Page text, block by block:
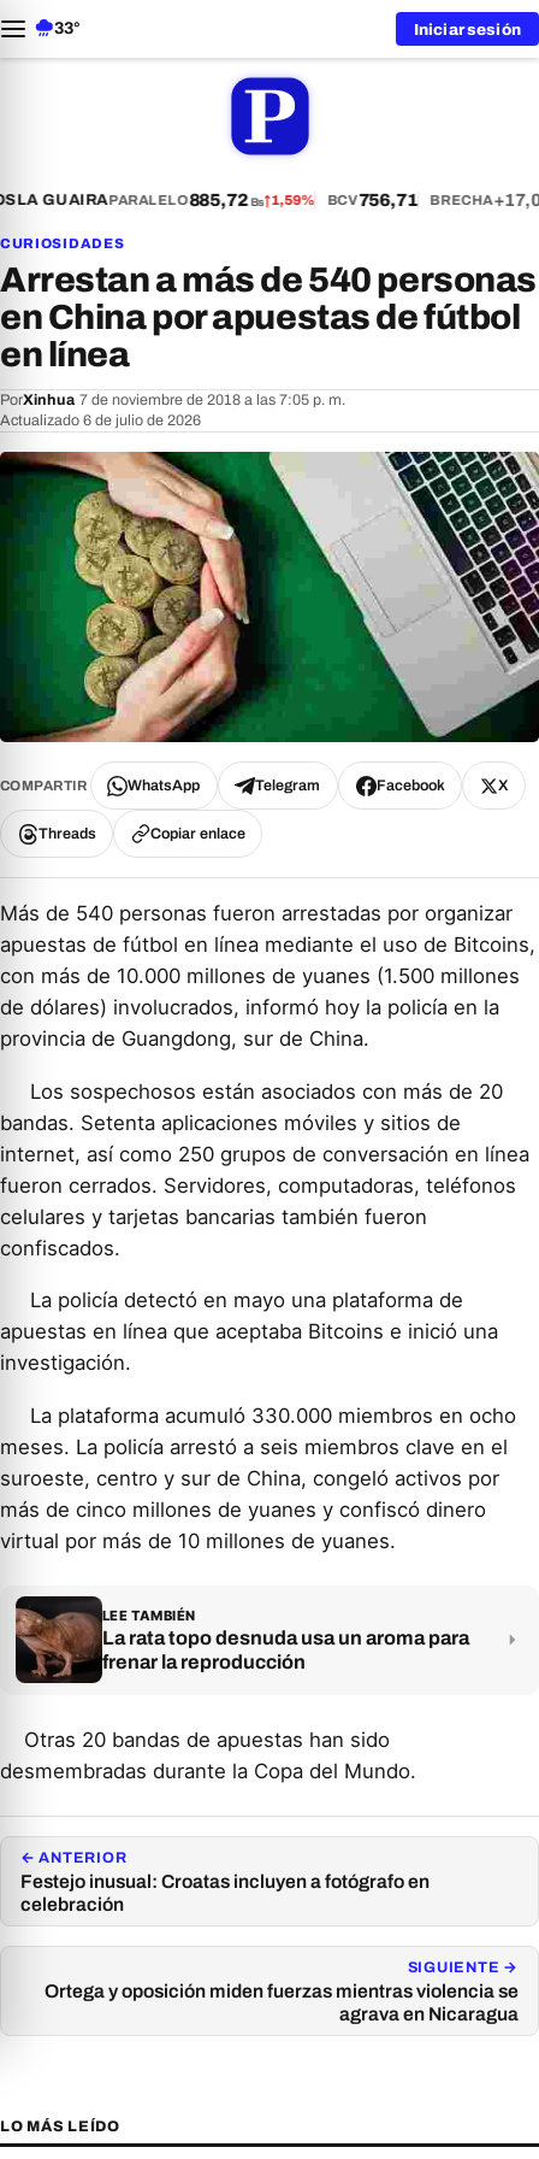
33° Iniciar sesión
LA GUAIRAPARALELO885,72Bs↑1,59% BCV756,71 BRECHA
CURIOSIDADES
Arrestan a más de 540 personas
en China por apuestas de fútbol
en línea
PorXinhua· 7 de noviembre de 2018 a las 7:05 p. m.
Actualizado 6 de julio de 2026
COMPARTIR WhatsApp Telegram Facebook X
Threads Copiar enlace
Más de 540 personas fueron arrestadas por organizar
apuestas de fútbol en línea mediante el uso de Bitcoins,
con más de 10.000 millones de yuanes (1.500 millones
de dólares) involucrados, informó hoy la policía en la
provincia de Guangdong, sur de China.
Los sospechosos están asociados con más de 20
bandas. Setenta aplicaciones móviles y sitios de
internet, así como 250 grupos de conversación en línea
fueron cerrados. Servidores, computadoras, teléfonos
celulares y tarjetas bancarias también fueron
confiscados.
La policía detectó en mayo una plataforma de
apuestas en línea que aceptaba Bitcoins e inició una
investigación.
La plataforma acumuló 330.000 miembros en ocho
meses. La policía arrestó a seis miembros clave en el
suroeste, centro y sur de China, congeló activos por
más de cinco millones de yuanes y confiscó dinero
virtual por más de 10 millones de yuanes.
LEE TAMBIÉN
La rata topo desnuda usa un aroma para
frenar la reproducción
Otras 20 bandas de apuestas han sido
desmembradas durante la Copa del Mundo.
← ANTERIOR
Festejo inusual: Croatas incluyen a fotógrafo en
celebración
SIGUIENTE →
Ortega y oposición miden fuerzas mientras violencia se
agrava en Nicaragua
LO MÁS LEÍDO